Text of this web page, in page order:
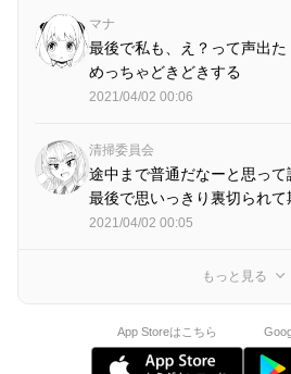
マナ
最後で私も、え？って声出た
めっちゃどきどきする
2021/04/02 00:06
清掃委員会
途中まで普通だなーと思っ
最後で思いっきり裏切られ
2021/04/02 00:05
もっと見る
App Storeはこちら